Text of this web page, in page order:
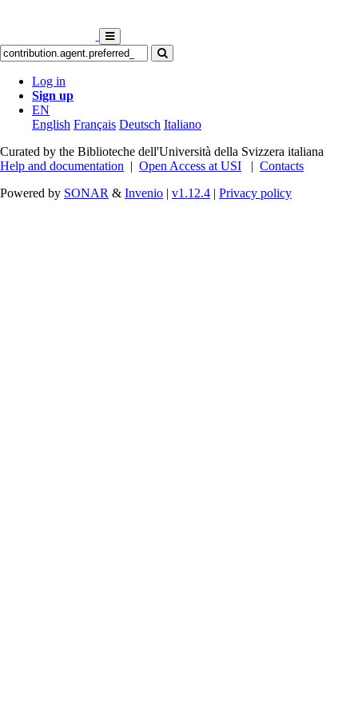
Log in
Sign up
EN
English Français Deutsch Italiano
Curated by the Biblioteche dell'Università della Svizzera italiana
Help and documentation | Open Access at USI | Contacts
Powered by SONAR & Invenio | v1.12.4 | Privacy policy